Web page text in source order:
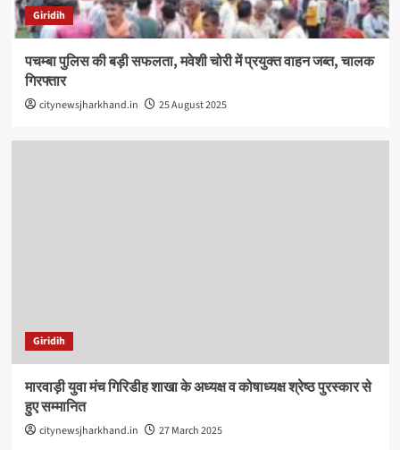
Giridih
पचम्बा पुलिस की बड़ी सफलता, मवेशी चोरी में प्रयुक्त वाहन जब्त, चालक
गिरफ्तार
citynewsjharkhand.in 25 August 2025
Giridih
मारवाड़ी युवा मंच गिरिडीह शाखा के अध्यक्ष व कोषाध्यक्ष श्रेष्ठ पुरस्कार से
हुए सम्मानित
citynewsjharkhand.in 27 March 2025